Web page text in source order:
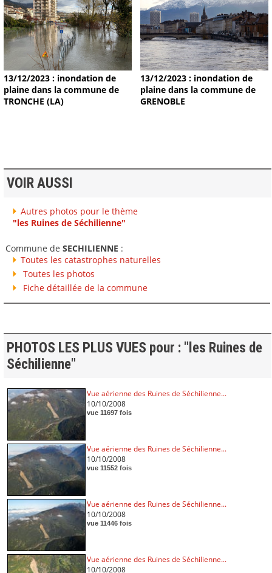
13/12/2023 : inondation de
plaine dans la commune de
TRONCHE (LA)
13/12/2023 : inondation de
plaine dans la commune de
GRENOBLE
VOIR AUSSI
Autres photos pour le thème
"les Ruines de Séchilienne"
Commune de SECHILIENNE :
Toutes les catastrophes naturelles
Toutes les photos
Fiche détaillée de la commune
PHOTOS LES PLUS VUES pour : "les Ruines de
Séchilienne"
Vue aérienne des Ruines de Séchilienne...
10/10/2008
vue 11697 fois
Vue aérienne des Ruines de Séchilienne...
10/10/2008
vue 11552 fois
Vue aérienne des Ruines de Séchilienne...
10/10/2008
vue 11446 fois
Vue aérienne des Ruines de Séchilienne...
10/10/2008